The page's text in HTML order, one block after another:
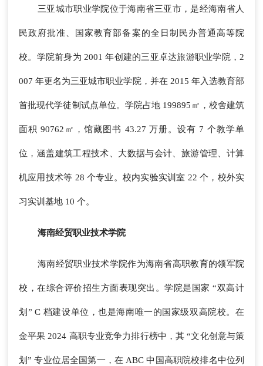
三亚城市职业学院位于海南省三亚市，是经海南省人
民政府批准、国家教育部备案的全日制民办普通高等院
校。学院前身为 2001 年创建的三亚卓达旅游职业学院，2
007 年更名为三亚城市职业学院，并在 2015 年入选教育部
首批现代学徒制试点单位。学院占地 199895㎡，校舍建筑
面积 90762㎡，馆藏图书 43.27 万册。设有 7 个教学单
位，涵盖建筑工程技术、大数据与会计、旅游管理、计算
机应用技术等 28 个专业。校内实验实训室 22 个，校外实
习实训基地 10 个。
海南经贸职业技术学院
海南经贸职业技术学院作为海南省高职教育的领军院
校，在综合评价招生方面表现突出。学院是国家 “双高计
划” C 档建设单位，也是海南唯一的国家级双高院校。在
金平果 2024 高职专业竞争力排行榜中，其 “文化创意与策
划” 专业位居全国第一，在 ABC 中国高职院校排名中位列